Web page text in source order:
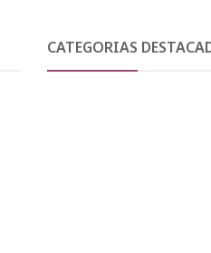
CATEGORIAS